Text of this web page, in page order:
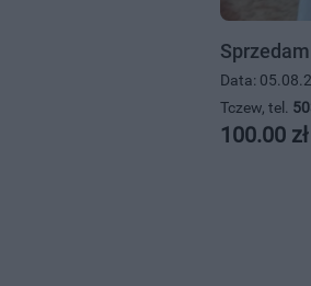
Data:
Tczew, tel.
100.00 zł